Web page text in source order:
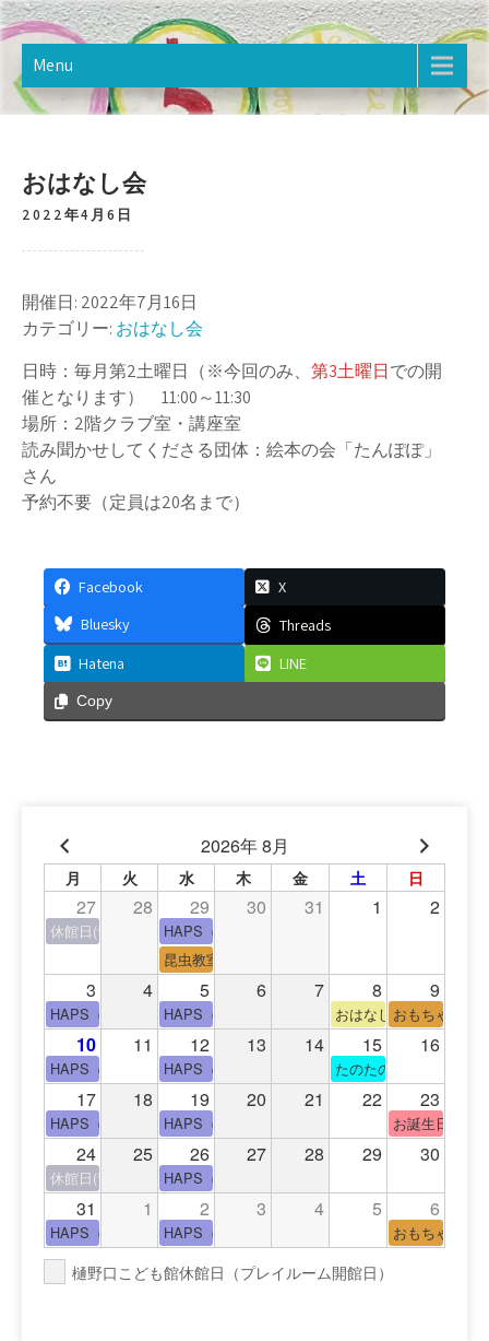
Skip
to
content樋野口こども館
2020年12月オープン。樋野口こども館のホームページです。
Menu
おはなし会
2022年4月6日
開催日: 2022年7月16日
カテゴリー: おはなし会
日時：毎月第2土曜日（※今回のみ、 第3土曜日での開
催となります） 11:00～11:30
場所：2階クラブ室・講座室
読み聞かせしてくださる団体：絵本の会「たんぽぽ」
さん
予約不要（定員は20名まで）
Facebook
X
Bluesky
Threads
Hatena
LINE
Copy
2026年 8月
月 火 水 木 金 土 日
27 28 29 30 31 1 2
休館日(青少年会館休館日)HAPS（中高生タイム）
昆虫教室
3 4 5 6 7 8 9
HAPS（中高生タイム）HAPS（中高生タイム） おはなし会おもちゃの広
10 11 12 13 14 15 16
HAPS（中高生タイム）HAPS（中高生タイム） たのたのサイエンス教
17 18 19 20 21 22 23
HAPS（中高生タイム）HAPS（中高生タイム） お誕生日(手形
24 25 26 27 28 29 30
休館日(青少年会館休館日)HAPS（中高生タイム）
31 1 2 3 4 5 6
HAPS（中高生タイム）HAPS（中高生タイム） おもちゃの広
樋野口こども館休館日（プレイルーム開館日）